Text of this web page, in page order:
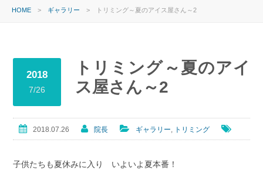
HOME > ギャラリー > トリミング～夏のアイス屋さん～2
2018
7/26
トリミング～夏のアイ
ス屋さん～2
2018.07.26 院長 ギャラリー トリミング
子供たちも夏休みに入り いよいよ夏本番！